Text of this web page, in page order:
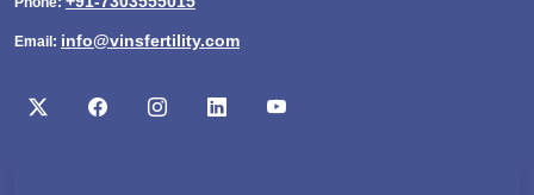
Email: info@vinsfertility.com